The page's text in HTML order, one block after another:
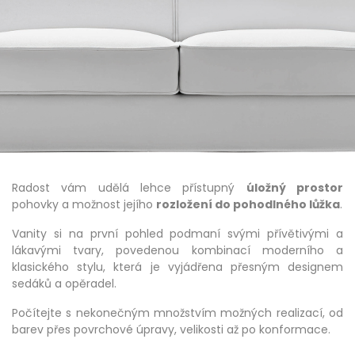
Radost vám udělá lehce přístupný úložný prostor
pohovky a možnost jejího rozložení do pohodlného lůžka.
Vanity si na první pohled podmaní svými přívětivými a
lákavými tvary, povedenou kombinací moderního a
klasického stylu, která je vyjádřena přesným designem
sedáků a opěradel.
Počítejte s nekonečným množstvím možných realizací, od
barev přes povrchové úpravy, velikosti až po konformace.